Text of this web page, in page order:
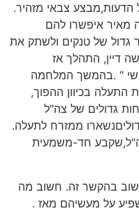
צבאי מזהיר.
מאיר איפשרו להם
של טנקים ולשתק את
דיין, התהלך אז
" .בהמשך המלחמה
בכיוון ההפוך,
גדולים של צה"ל
ממזרח לתעלה.
חד-משמעית
בהקשר זה. חשוב מה
על מעשיהם מאז .